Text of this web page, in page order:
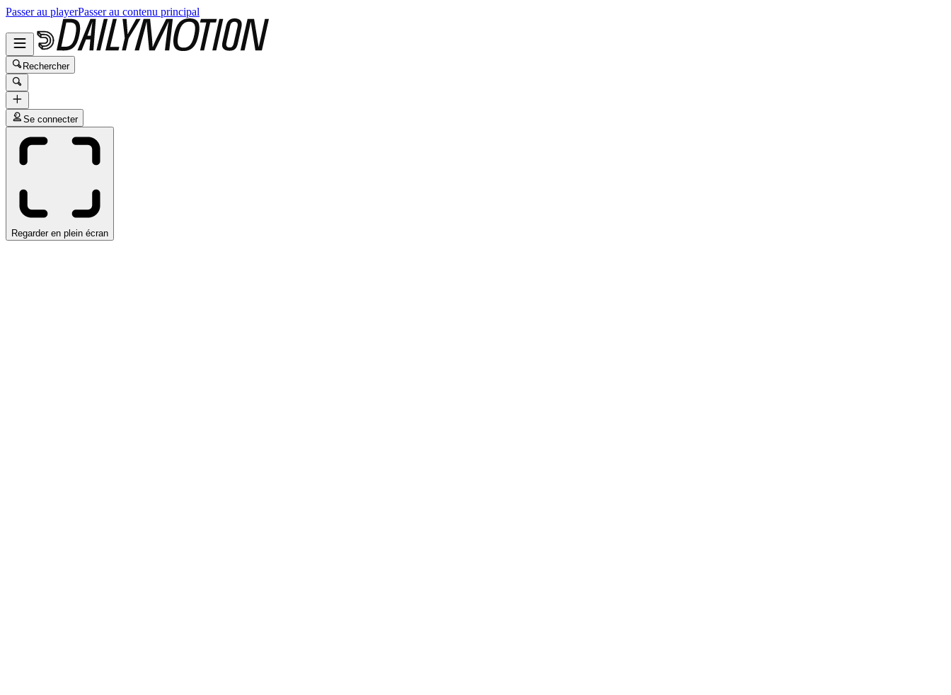
Passer au playerPasser au contenu principal
Rechercher
Se connecter
Regarder en plein écran